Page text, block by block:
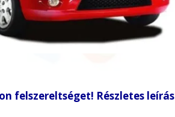
felszereltséget! Részletes leírás